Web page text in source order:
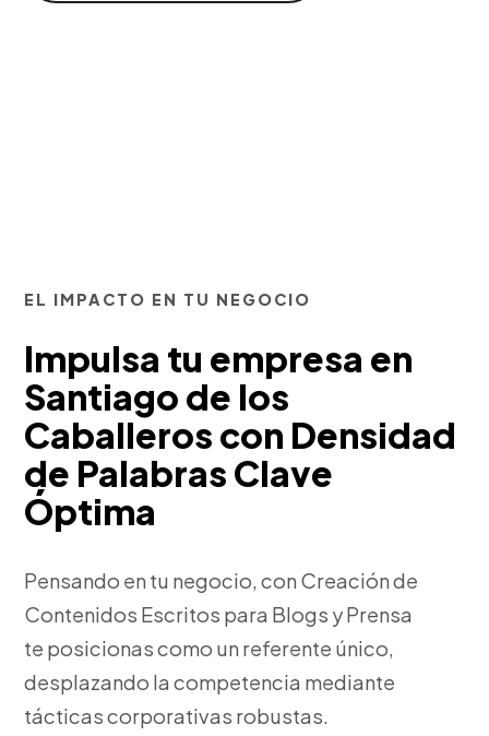
EL IMPACTO EN TU NEGOCIO
Impulsa tu empresa en
Santiago de los
Caballeros con Densidad
de Palabras Clave
Óptima
Pensando en tu negocio, con Creación de
Contenidos Escritos para Blogs y Prensa
te posicionas como un referente único,
desplazando la competencia mediante
tácticas corporativas robustas.